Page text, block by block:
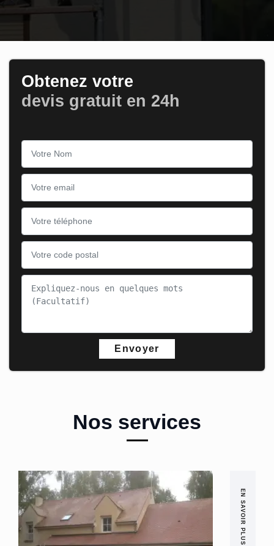
Obtenez votre
devis gratuit en 24h
Nos services
EN SAVOIR PLUS